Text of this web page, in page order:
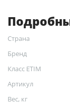
Страна
Бренд
Класс ETIM
Артикул
Вес, кг